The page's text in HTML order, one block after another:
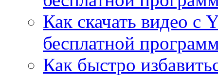
Как скачать видео с
бесплатной
Как быстро